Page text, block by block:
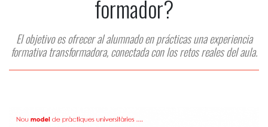
formador?
El objetivo es ofrecer al alumnado en prácticas una experiencia
formativa transformadora, conectada con los retos reales del aula.